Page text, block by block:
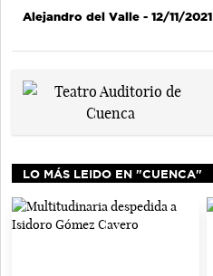
Alejandro del Valle - 12/11/2021
LO MÁS LEIDO EN "CUENCA"